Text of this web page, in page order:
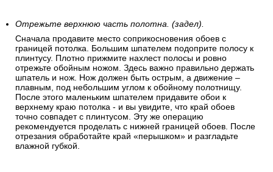
Отрежьте верхнюю часть полотна. (задел).
Сначала продавите место соприкосновения обоев с
границей потолка. Большим шпателем подоприте полосу к
плинтусу. Плотно прижмите нахлест полосы и ровно
отрежьте обойным ножом. Здесь важно правильно держать
шпатель и нож. Нож должен быть острым, а движение –
плавным, под небольшим углом к обойному полотнищу.
После этого маленьким шпателем придавите обои к
верхнему краю потолка - и вы увидите, что край обоев
точно совпадет с плинтусом. Эту же операцию
рекомендуется проделать с нижней границей обоев. После
отрезания обработайте край «перышком» и разгладьте
влажной губкой.